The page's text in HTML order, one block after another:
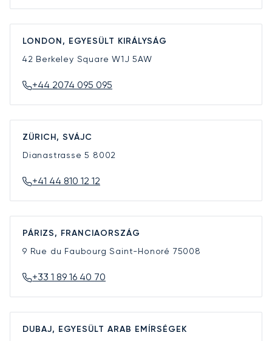
LONDON, EGYESÜLT KIRÁLYSÁG
42 Berkeley SquareW1J 5AW
+44 2074 095 095
ZÜRICH, SVÁJC
Dianastrasse 5 8002
+41 44 810 12 12
PÁRIZS, FRANCIAORSZÁG
9 Rue du Faubourg Saint-Honoré 75008
+33 1 89 16 40 70
DUBAJ, EGYESÜLT ARAB EMÍRSÉGEK